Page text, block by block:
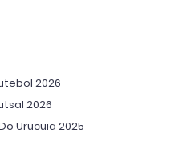
2026
2026
Urucuia 2025